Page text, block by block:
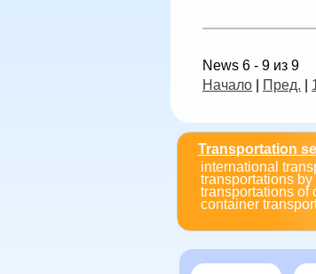
News 6 - 9 из 9
Начало
Пред.
Transportation
international
transportations by
transportations of
container